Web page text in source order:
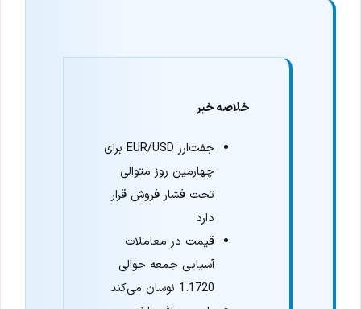
خلاصه خبر
جفت‌ارز EUR/USD برای
چهارمین روز متوالی
تحت فشار فروش قرار
دارد
قیمت در معاملات
آسیایی جمعه حوالی
1.1720 نوسان می‌کند